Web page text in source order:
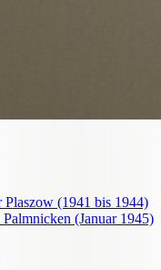
(1941 bis 1944)
(Januar 1945)